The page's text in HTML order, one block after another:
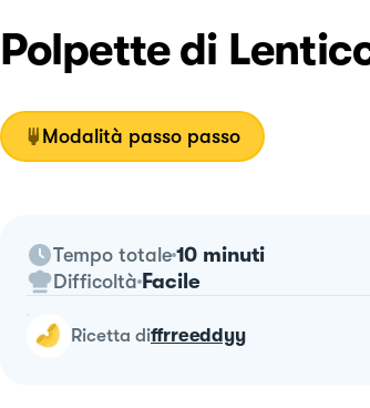
Polpette di
Modalità passo passo
Tempo totale 10 minuti
Difficoltà Facile
ricetta diffrreeddyy